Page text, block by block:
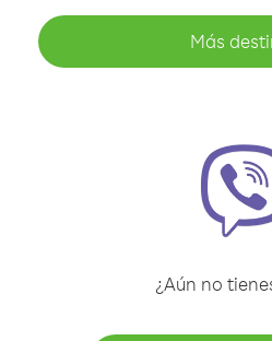
Más
¿Aún no